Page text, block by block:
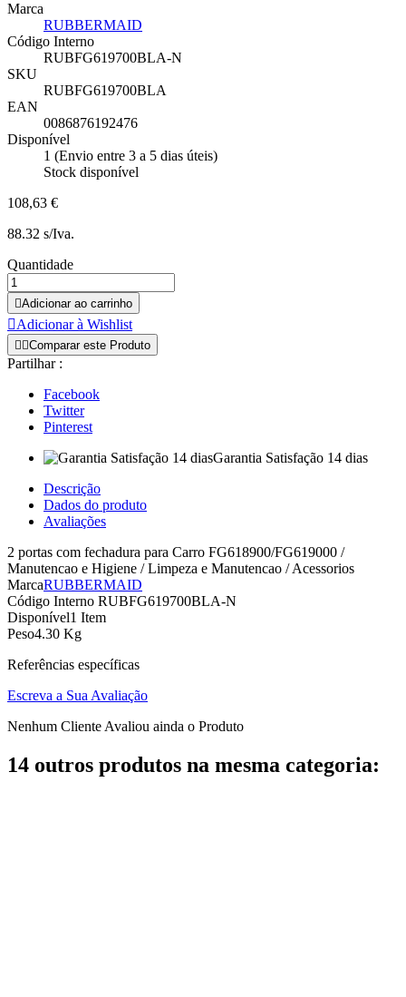
Marca
RUBBERMAID
Código Interno
RUBFG619700BLA-N
SKU
RUBFG619700BLA
EAN
0086876192476
Disponível
1 (Envio entre 3 a 5 dias úteis)
Stock disponível
108,63 €
88.32 s/Iva.
Quantidade
Adicionar ao carrinho
Adicionar à Wishlist
 Comparar este Produto
Partilhar :
Facebook
Twitter
Pinterest
Garantia Satisfação 14 dias
Descrição
Dados do produto
Avaliações
2 portas com fechadura para Carro FG618900/FG619000 /
Manutencao e Higiene / Limpeza e Manutencao / Acessorios
MarcaRUBBERMAID
Código Interno RUBFG619700BLA-N
Disponível1 Item
Peso4.30 Kg
Referências específicas
Escreva a Sua Avaliação
Nenhum Cliente Avaliou ainda o Produto
14 outros produtos na mesma categoria: